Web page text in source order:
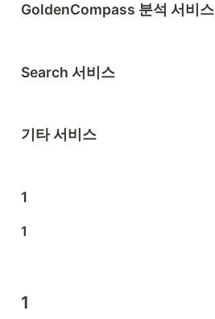
GoldenCompass 분석 서비스
Search 서비스
기타 서비스
1
1
1